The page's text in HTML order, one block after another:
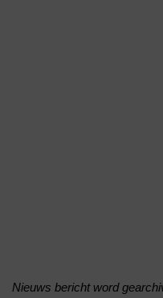
Nieuws bericht word